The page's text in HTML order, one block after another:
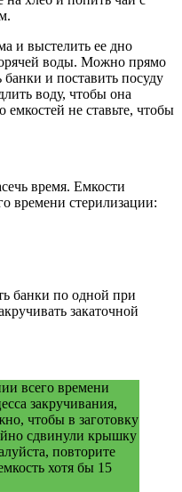
и выстелить ее дно
воды. Можно прямо
и поставить посуду
воду, чтобы она
не ставьте, чтобы
время. Емкости
времени стерилизации:
банки по одной при
закаточной
всего времени
закручивания,
чтобы в заготовку
сдвинули крышку
повторите
хотя бы 15